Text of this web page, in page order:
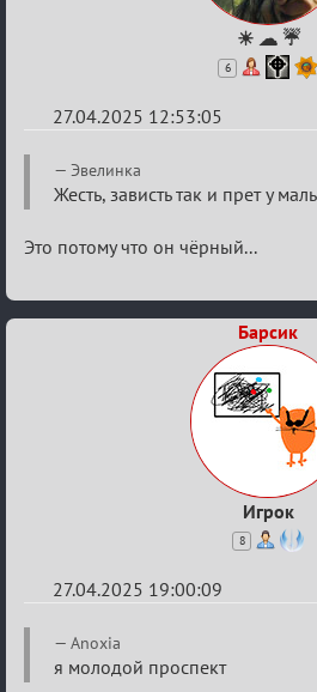
☀ ☁ ☔
6
27.04.2025 12:53:05
Re:
Разговоры
XIX
ТПК.
Эвелинка
Жесть, зависть так и прет у
Это потому что он чёрный...
Барсик
Игрок
8
27.04.2025 19:00:09
Re:
Разговоры
Anoxia
я молодой проспект